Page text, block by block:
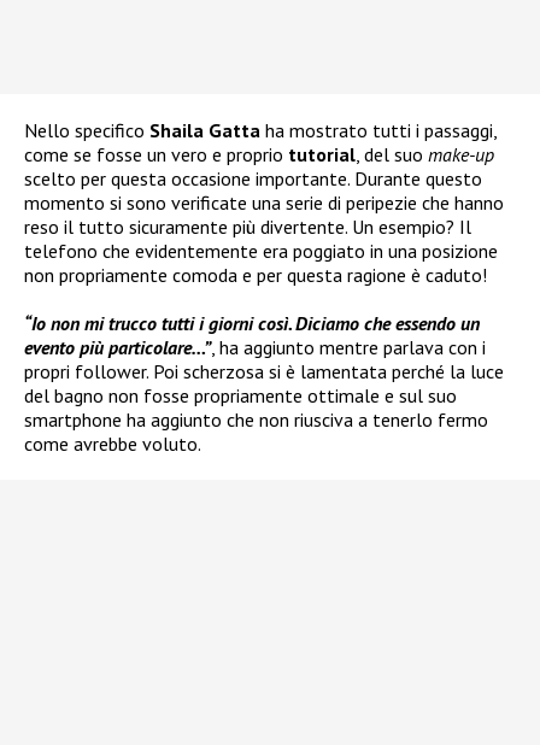
Nello specifico Shaila Gatta ha mostrato tutti i passaggi,
come se fosse un vero e proprio tutorial, del suo make-up
scelto per questa occasione importante. Durante questo
momento si sono verificate una serie di peripezie che hanno
reso il tutto sicuramente più divertente. Un esempio? Il
telefono che evidentemente era poggiato in una posizione
non propriamente comoda e per questa ragione è caduto!
“Io non mi trucco tutti i giorni così. Diciamo che essendo un
evento più particolare…”, ha aggiunto mentre parlava con i
propri follower. Poi scherzosa si è lamentata perché la luce
del bagno non fosse propriamente ottimale e sul suo
smartphone ha aggiunto che non riusciva a tenerlo fermo
come avrebbe voluto.